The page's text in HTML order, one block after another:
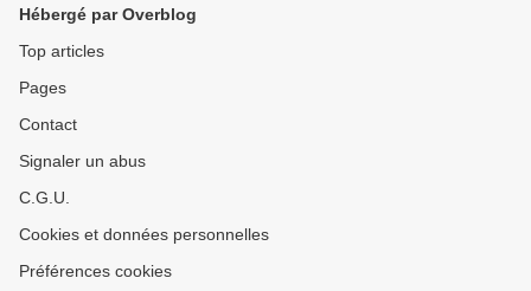
Hébergé par Overblog
Top articles
Pages
Contact
Signaler un abus
C.G.U.
Cookies et données personnelles
Préférences cookies